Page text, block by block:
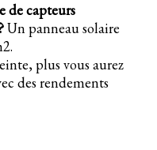
de capteurs
Un panneau solaire
plus vous aurez
des rendements